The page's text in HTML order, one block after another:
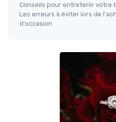
Conseils pour entretenir votre
Les erreurs à éviter lors de
d'occasion